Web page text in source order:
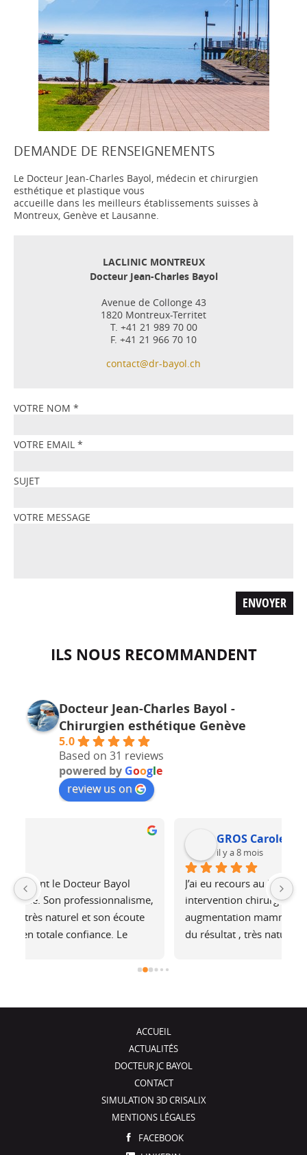
DEMANDE DE RENSEIGNEMENTS
Le Docteur Jean-Charles Bayol, médecin et chirurgien
esthétique et plastique vous
accueille dans les meilleurs établissements suisses à
Montreux, Genève et Lausanne.
LACLINIC MONTREUX
Docteur Jean-Charles Bayol
Avenue de Collonge 43
1820 Montreux-Territet
T. +41 21 989 70 00
F. +41 21 966 70 10
contact@dr-bayol.ch
VOTRE NOM *
VOTRE EMAIL *
SUJET
VOTRE MESSAGE
ILS NOUS RECOMMANDENT
Docteur Jean-Charles Bayol -
Chirurgien esthétique Genève
5.0
Based on 31 reviews
powered by Google
review us on
J’ai eu recours au Dc Bayol pour une
intervention chirurgicale pour une
augmentation mammaire. Je suis plus que ravie
du résultat , très naturel, je ne sens pas les
été de très bons conseils, je recommande !
ACCUEIL
ACTUALITÉS
DOCTEUR JC BAYOL
CONTACT
SIMULATION 3D CRISALIX
MENTIONS LÉGALES
FACEBOOK